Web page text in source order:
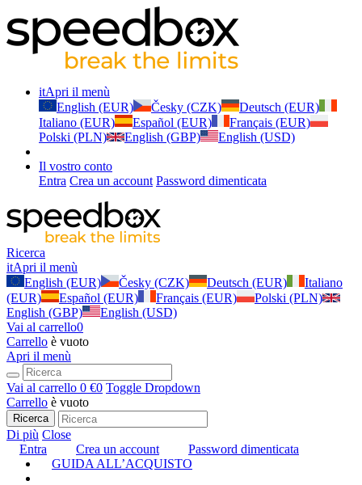
itApri il menù
English (EUR)
Česky (CZK)
Deutsch (EUR)
Italiano (EUR)
Español (EUR)
Français (EUR)
Polski (PLN)
English (GBP) English (USD)
Il vostro conto
Entra Crea un account Password dimenticata
Ricerca
itApri il menù
English (EUR)
Česky (CZK) Deutsch (EUR)
Italiano
(EUR)
Español (EUR) Français (EUR)
Polski (PLN)
English (GBP)
English (USD)
Vai al carrello0
Carrello è vuoto
Apri il menù
Vai al carrello 0 €0 Toggle Dropdown
Carrello è vuoto
Ricerca
Di più Close
Entra
Crea un account
Password dimenticata
GUIDA ALL’ACQUISTO